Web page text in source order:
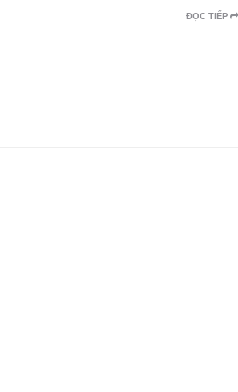
ĐỌC TIẾP